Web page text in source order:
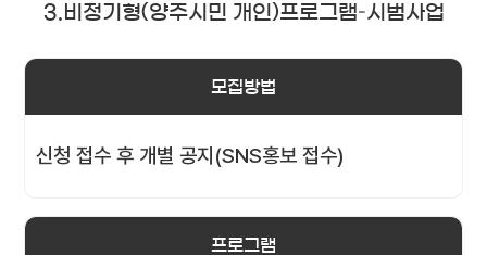
3.비정기형(양주시민 개인)프로그램–시범사업
모집방법
신청 접수 후 개별 공지(SNS홍보 접수)
프로그램